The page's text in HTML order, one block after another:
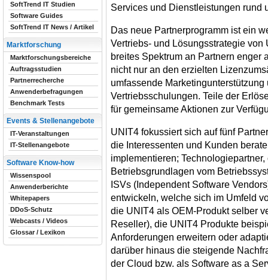
Services und Dienstleistungen rund
Das neue Partnerprogramm ist ein
Vertriebs- und Lösungsstrategie
breites Spektrum an Partnern enger
nicht nur an den erzielten
umfassende
Vertriebsschulungen. Teile der
für gemeinsame Aktionen zur
UNIT4 fokussiert sich auf fünf
die Interessenten und Kunden
implementieren;
Betriebsgrundlagen vom
ISVs (Independent Software
entwickeln, welche sich im Umfeld
die UNIT4 als OEM-Produkt selber
Reseller), die UNIT4 Produkte
Anforderungen erweitern oder
darüber hinaus die steigende
der Cloud bzw. als Software as a
SoftTrend IT Studien
Software Guides
SoftTrend IT News / Artikel
Marktforschung
Marktforschungsbereiche
Auftragsstudien
Partnerrecherche
Anwenderbefragungen
Benchmark Tests
Events & Stellenangebote
IT-Veranstaltungen
IT-Stellenangebote
Software Know-how
Wissenspool
Anwenderberichte
Whitepapers
DDoS-Schutz
Webcasts / Videos
Glossar / Lexikon